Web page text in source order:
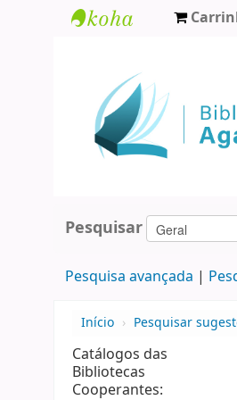
Agamenon
Magalhães
Pesquisar
Pesquisa avançada
Início › Pesquisar
Catálogos das
Bibliotecas
Cooperantes: